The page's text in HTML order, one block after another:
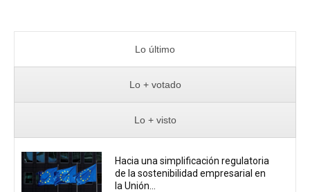
Lo último
Lo + votado
Lo + visto
Hacia una simplificación regulatoria
de la sostenibilidad empresarial en
la Unión...